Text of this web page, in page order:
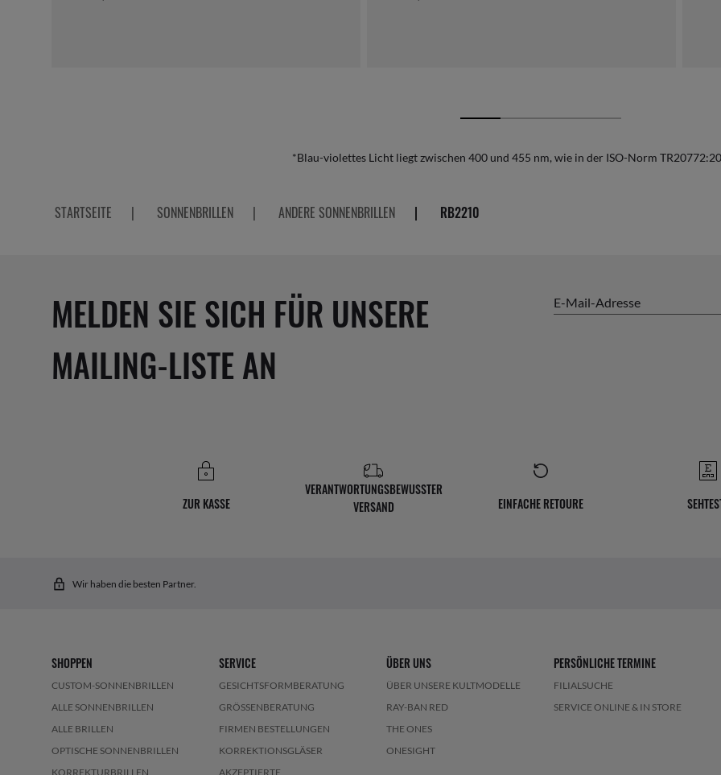
*Blau-violettes Licht liegt zwischen 400 und 455 nm, wie in der ISO-Norm
STARTSEITE | SONNENBRILLEN | ANDERE SONNENBRILLEN | RB2210
MELDEN SIE SICH FÜR UNSERE
MAILING-LISTE AN
E-Mail-Adresse
ZUR KASSE
VERANTWORTUNGSBEWUSSTER
VERSAND
EINFACHE RETOURE
Wir haben die besten Partner.
SHOPPEN
CUSTOM-SONNENBRILLEN
ALLE SONNENBRILLEN
ALLE BRILLEN
OPTISCHE SONNENBRILLEN
KORREKTURBRILLEN
SERVICE
GESICHTSFORMBERATUNG
GRÖSSENBERATUNG
FIRMEN BESTELLUNGEN
KORREKTIONSGLÄSER
AKZEPTIERTE
ÜBER UNS
ÜBER UNSERE KULTMODELLE
RAY-BAN RED
THE ONES
ONESIGHT
PERSÖNLICHE TERMINE
FILIALSUCHE
SERVICE ONLINE & IN STORE